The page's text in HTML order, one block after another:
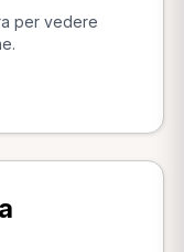
per vedere